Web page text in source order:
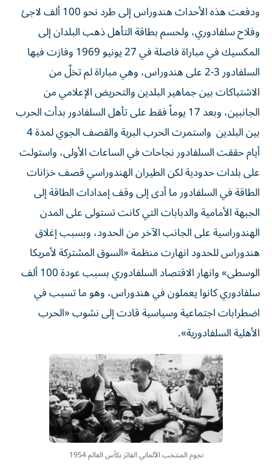
ودفعت هذه الأحداث هندوراس إلى طرد نحو 100 ألف لاجئ
وفلاح سلفادوري، ولحسم بطاقة التأهل ذهب البلدان إلى
المكسيك في مباراة فاصلة في 27 يونيو 1969 وفازت فيها
السلفادور 3-2 على هندوراس، وهي مباراة لم تخلُ من
الاشتباكات بين جماهير البلدين والتحريض الإعلامي من
الجانبين، وبعد 17 يوماً فقط على تأهل السلفادور بدأت الحرب
بين البلدين واستمرت الحرب البرية والقصف الجوي لمدة 4
أيام حققت السلفادور نجاحات في الساعات الأولى، واستولت
على بلدات حدودية لكن الطيران الهندوراسي قصف خزانات
الطاقة في السلفادور ما أدى إلى وقف إمدادات الطاقة إلى
الجبهة الأمامية والدبابات التي كانت تستولى على المدن
الهندوراسية على الجانب الآخر من الحدود، وبسبب إغلاق
هندوراس للحدود انهارت منظمة «السوق المشتركة لأمريكا
الوسطى» وانهار الاقتصاد السلفادوري بسبب عودة 100 ألف
سلفادوري كانوا يعملون في هندوراس، وهو ما تسبب في
اضطرابات اجتماعية وسياسية قادت إلى نشوب «الحرب
الأهلية السلفادورية».
نجوم المنتخب الألماني الفائز بكأس العالم 1954